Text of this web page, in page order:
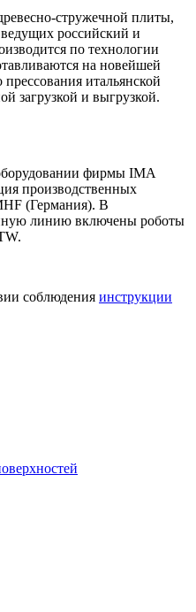
стружечной плиты,
российский и
по технологии
на новейшей
итальянской
загрузкой и выгрузкой.
фирмы IMA
производственных
(Германия). В
линию включены роботы
соблюдения инструкции